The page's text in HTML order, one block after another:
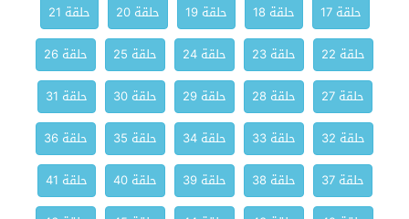
حلقة 17
حلقة 18 حلقة 19 حلقة 20
حلقة 21
حلقة 22
حلقة 23 حلقة 24 حلقة 25
حلقة 26
حلقة 27
حلقة 28 حلقة 29 حلقة 30
حلقة 31
حلقة 32
حلقة 33 حلقة 34 حلقة 35
حلقة 36
حلقة 37
حلقة 38 حلقة 39 حلقة 40
حلقة 41